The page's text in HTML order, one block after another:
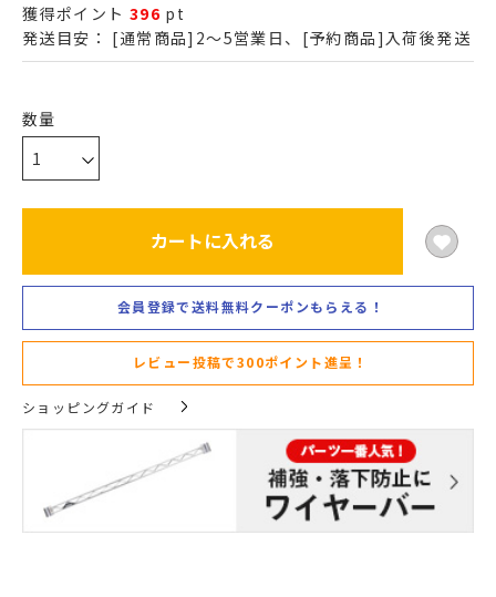
獲得ポイント 396 pt
発送目安： [通常商品]2～5営業日、[予約商品]入荷後発送
カートに入れる
会員登録で送料無料クーポンもらえる！
レビュー投稿で300ポイント進呈！
ショッピングガイド